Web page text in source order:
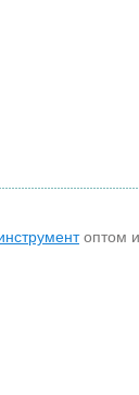
оптом и